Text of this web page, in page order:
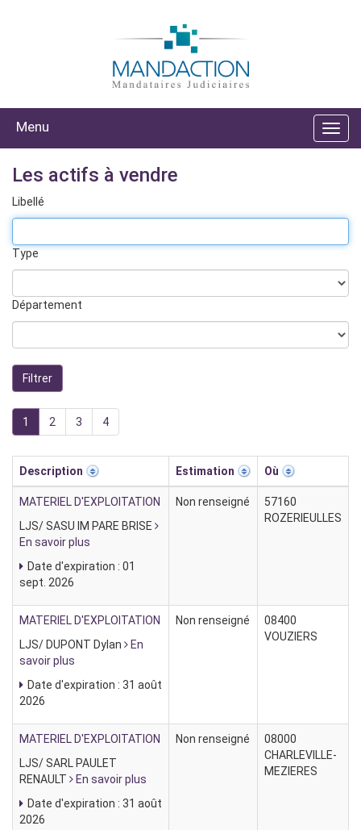
Menu
Les actifs à vendre
Libellé
Type
Département
1 2 3 4
Description Estimation Où
MATERIEL D'EXPLOITATION
LJS/ SASU IM PARE BRISE
En savoir plus
Date d'expiration : 01
sept. 2026
Non renseigné
57160
ROZERIEULLES
MATERIEL D'EXPLOITATION
LJS/ DUPONT Dylan
En
savoir plus
Date d'expiration : 31 août
2026
Non renseigné
08400
VOUZIERS
MATERIEL D'EXPLOITATION
LJS/ SARL PAULET
RENAULT
En savoir plus
Date d'expiration : 31 août
2026
Non renseigné
08000
CHARLEVILLE-
MEZIERES